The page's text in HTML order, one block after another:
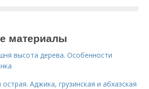
материалы
высота дерева. Особенности
Аджика, грузинская и абхазская